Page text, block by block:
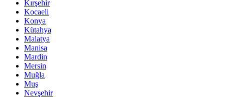
Kırşehir
Kocaeli
Konya
Kütahya
Malatya
Manisa
Mardin
Mersin
Muğla
Muş
Nevşehir